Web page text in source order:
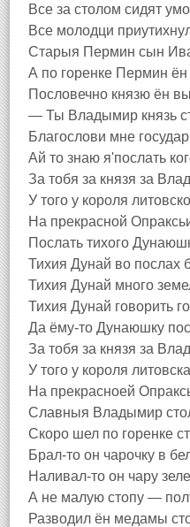
Все за столом сидят
Все молодци
Старыя Пермин сын
А по горенке Пермин ён
Пословечно князю ён
— Ты Владымир князь
Благослови мне
Ай то знаю я'послать
За тобя за князя за
У того у короля
На прекрасной
Послать тихого
Тихия Дунай во послах
Тихия Дунай много
Тихия Дунай говорить
Да ёму-то Дунаюшку
За тобя за князя за
У того у короля
На прекрасноей
Славныя Владымир
Скоро шел по горенке
Брал-то он чарочку в
Наливал-то он чару
А не малую стопу —
Разводил ён медамы